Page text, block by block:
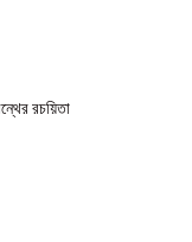
রচয়িতা